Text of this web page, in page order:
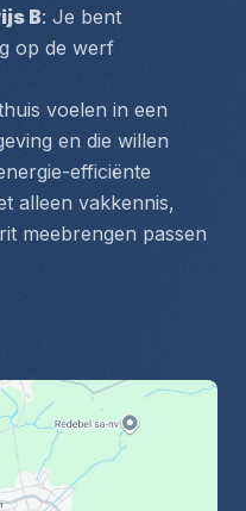
B: Je bent
op de werf
voelen in een
en die willen
efficiënte
alleen vakkennis,
meebrengen passen